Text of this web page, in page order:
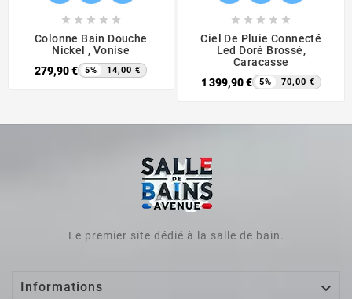
    
Colonne Bain Douche
Nickel , Vonise
279,90 €
5% 14,00 €
    
Ciel De Pluie Connecté
Led Doré Brossé,
Caracasse
1 399,90 €
5% 70,00 €
Le premier site dédié à la salle de bain.
Informations 